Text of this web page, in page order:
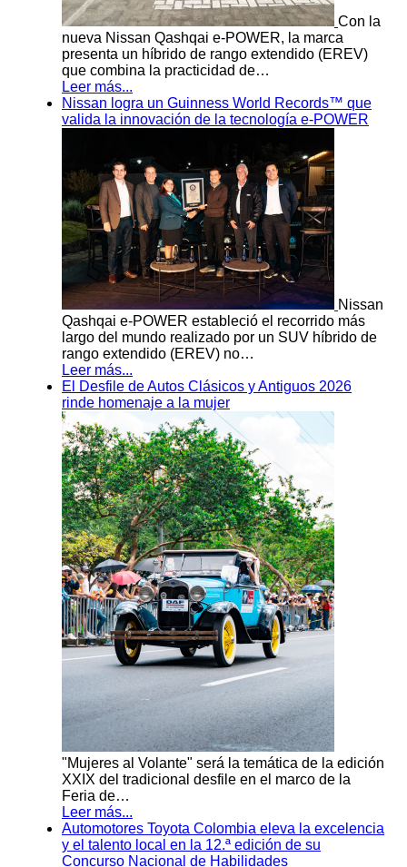
Con la
nueva Nissan Qashqai e-POWER, la marca
presenta un híbrido de rango extendido (EREV)
que combina la practicidad de…
Leer más...
Nissan logra un Guinness World Records™ que
valida la innovación de la tecnología e-POWER
Nissan
Qashqai e-POWER estableció el recorrido más
largo del mundo realizado por un SUV híbrido de
rango extendido (EREV) no…
Leer más...
El Desfile de Autos Clásicos y Antiguos 2026
rinde homenaje a la mujer
"Mujeres al Volante" será la temática de la edición
XXIX del tradicional desfile en el marco de la
Feria de…
Leer más...
Automotores Toyota Colombia eleva la excelencia
y el talento local en la 12.ª edición de su
Concurso Nacional de Habilidades